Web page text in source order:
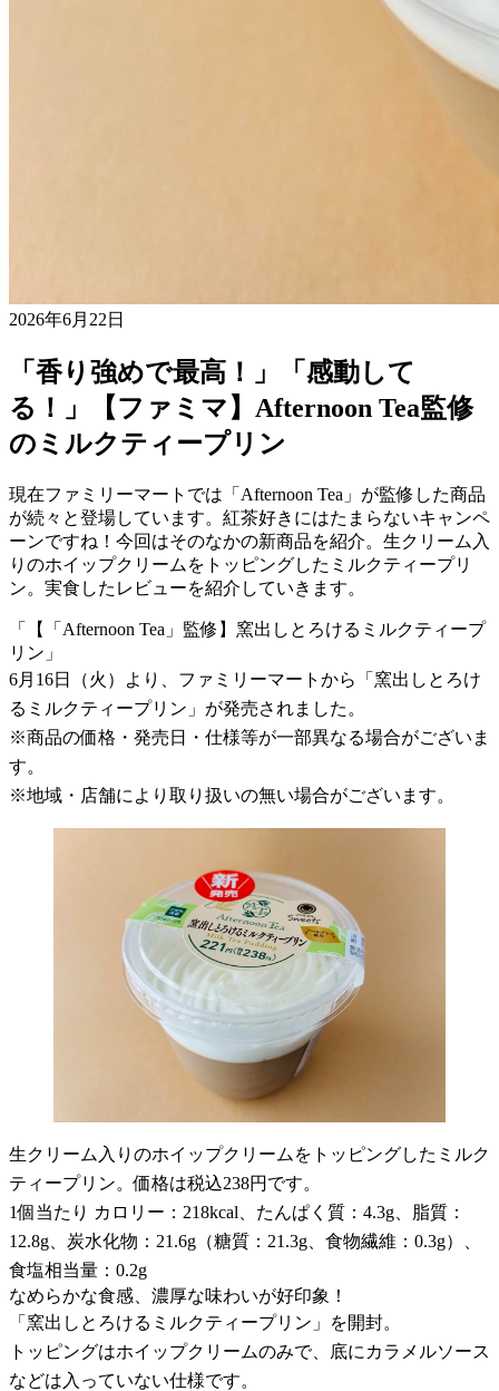
2026年6月22日
「香り強めで最高！」「感動して
る！」【ファミマ】Afternoon Tea監修
のミルクティープリン
現在ファミリーマートでは「Afternoon Tea」が監修した商品
が続々と登場しています。紅茶好きにはたまらないキャンペ
ーンですね！今回はそのなかの新商品を紹介。生クリーム入
りのホイップクリームをトッピングしたミルクティープリ
ン。実食したレビューを紹介していきます。
「【「Afternoon Tea」監修】窯出しとろけるミルクティープ
リン」
6月16日（火）より、ファミリーマートから「窯出しとろけ
るミルクティープリン」が発売されました。
※商品の価格・発売日・仕様等が一部異なる場合がございま
す。
※地域・店舗により取り扱いの無い場合がございます。
生クリーム入りのホイップクリームをトッピングしたミルク
ティープリン。価格は税込238円です。
1個当たり カロリー：218kcal、たんぱく質：4.3g、脂質：
12.8g、炭水化物：21.6g（糖質：21.3g、食物繊維：0.3g）、
食塩相当量：0.2g
なめらかな食感、濃厚な味わいが好印象！
「窯出しとろけるミルクティープリン」を開封。
トッピングはホイップクリームのみで、底にカラメルソース
などは入っていない仕様です。